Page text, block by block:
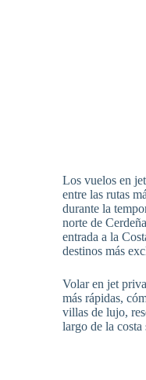
Los vuelos en
entre las rutas
durante la
norte de
entrada a la
destinos más
Volar en jet
más rápidas,
villas de lujo,
largo de la costa